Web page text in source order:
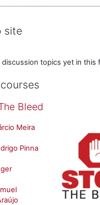
site
discussion topics yet in this
Bleed
Meira
Pinna